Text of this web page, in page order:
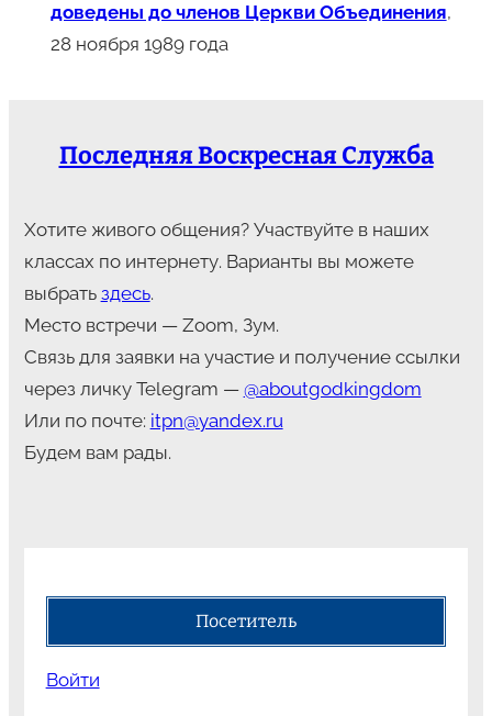
доведены до членов Церкви Объединения,
28 ноября 1989 года
Последняя Воскресная Служба
Хотите живого общения? Участвуйте в наших
классах по интернету. Варианты вы можете
выбрать здесь.
Место встречи — Zoom, Зум.
Связь для заявки на участие и получение ссылки
через личку Telegram — @aboutgodkingdom
Или по почте: itpn@yandex.ru
Будем вам рады.
Посетитель
Войти